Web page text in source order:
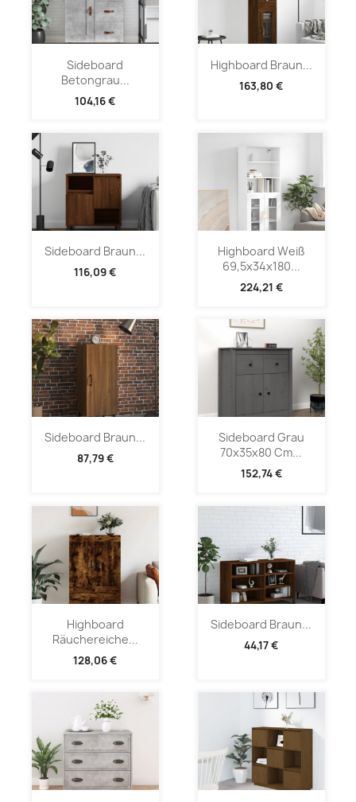
Sideboard
Betongrau...
104,16 €
Highboard Braun...
163,80 €
Sideboard Braun...
116,09 €
Highboard Weiß
69,5x34x180...
224,21 €
Sideboard Braun...
87,79 €
Sideboard Grau
70x35x80 Cm...
152,74 €
Highboard
Räuchereiche...
128,06 €
Sideboard Braun...
44,17 €